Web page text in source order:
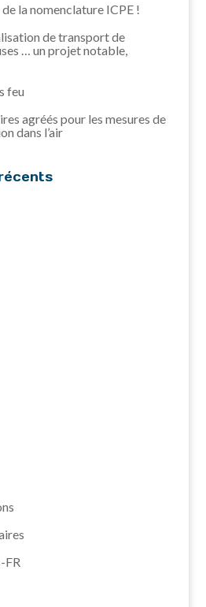
la nomenclature ICPE !
de transport de
… un projet notable,
feu
agréés pour les mesures de
dans l’air
FR